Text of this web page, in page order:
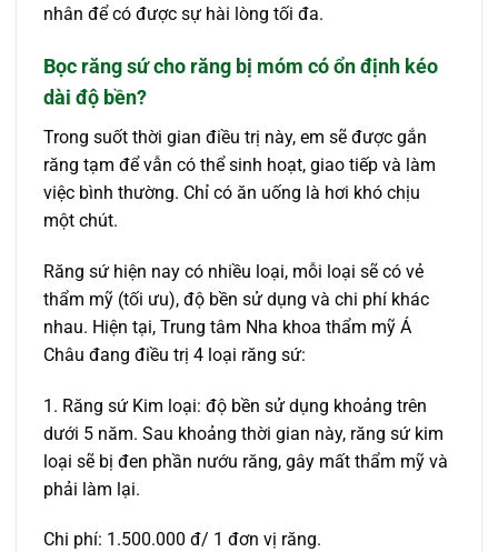
nhân để có được sự hài lòng tối đa.
Bọc răng sứ cho răng bị móm có ổn định kéo
dài độ bền?
Trong suốt thời gian điều trị này, em sẽ được gắn
răng tạm để vẫn có thể sinh hoạt, giao tiếp và làm
việc bình thường. Chỉ có ăn uống là hơi khó chịu
một chút.
Răng sứ hiện nay có nhiều loại, mỗi loại sẽ có vẻ
thẩm mỹ (tối ưu), độ bền sử dụng và chi phí khác
nhau. Hiện tại, Trung tâm Nha khoa thẩm mỹ Á
Châu đang điều trị 4 loại răng sứ:
1. Răng sứ Kim loại: độ bền sử dụng khoảng trên
dưới 5 năm. Sau khoảng thời gian này, răng sứ kim
loại sẽ bị đen phần nướu răng, gây mất thẩm mỹ và
phải làm lại.
Chi phí: 1.500.000 đ/ 1 đơn vị răng.